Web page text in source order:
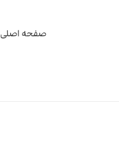
صفحه اصلی